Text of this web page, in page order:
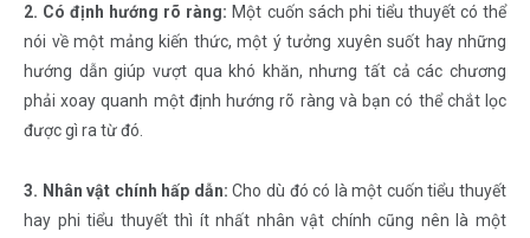
2. Có định hướng rõ ràng: Một cuốn sách phi tiểu thuyết có thể
nói về một mảng kiến thức, một ý tưởng xuyên suốt hay những
hướng dẫn giúp vượt qua khó khăn, nhưng tất cả các chương
phải xoay quanh một định hướng rõ ràng và bạn có thể chắt lọc
được gì ra từ đó.
3. Nhân vật chính hấp dẫn:Cho dù đó có là một cuốn tiểu thuyết
hay phi tiểu thuyết thì ít nhất nhân vật chính cũng nên là một